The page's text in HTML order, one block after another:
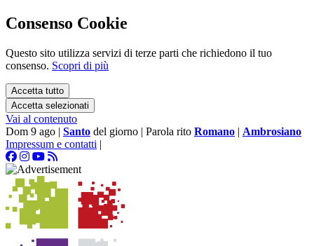
Consenso Cookie
Questo sito utilizza servizi di terze parti che richiedono il tuo
consenso. Scopri di più
Accetta tutto
Accetta selezionati
Vai al contenuto
Dom 9 ago | Santo del giorno | Parola rito Romano | Ambrosiano
Impressum e contatti |